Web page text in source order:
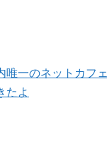
唯一のネットカフ
たよ